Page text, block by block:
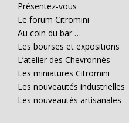
Présentez-vous
Le forum Citromini
Au coin du bar …
Les bourses et expositions
L’atelier des Chevronnés
Les miniatures Citromini
Les nouveautés industrielles
Les nouveautés artisanales